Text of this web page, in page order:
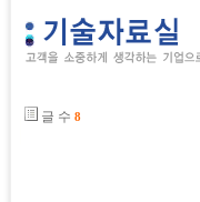
글 수 8